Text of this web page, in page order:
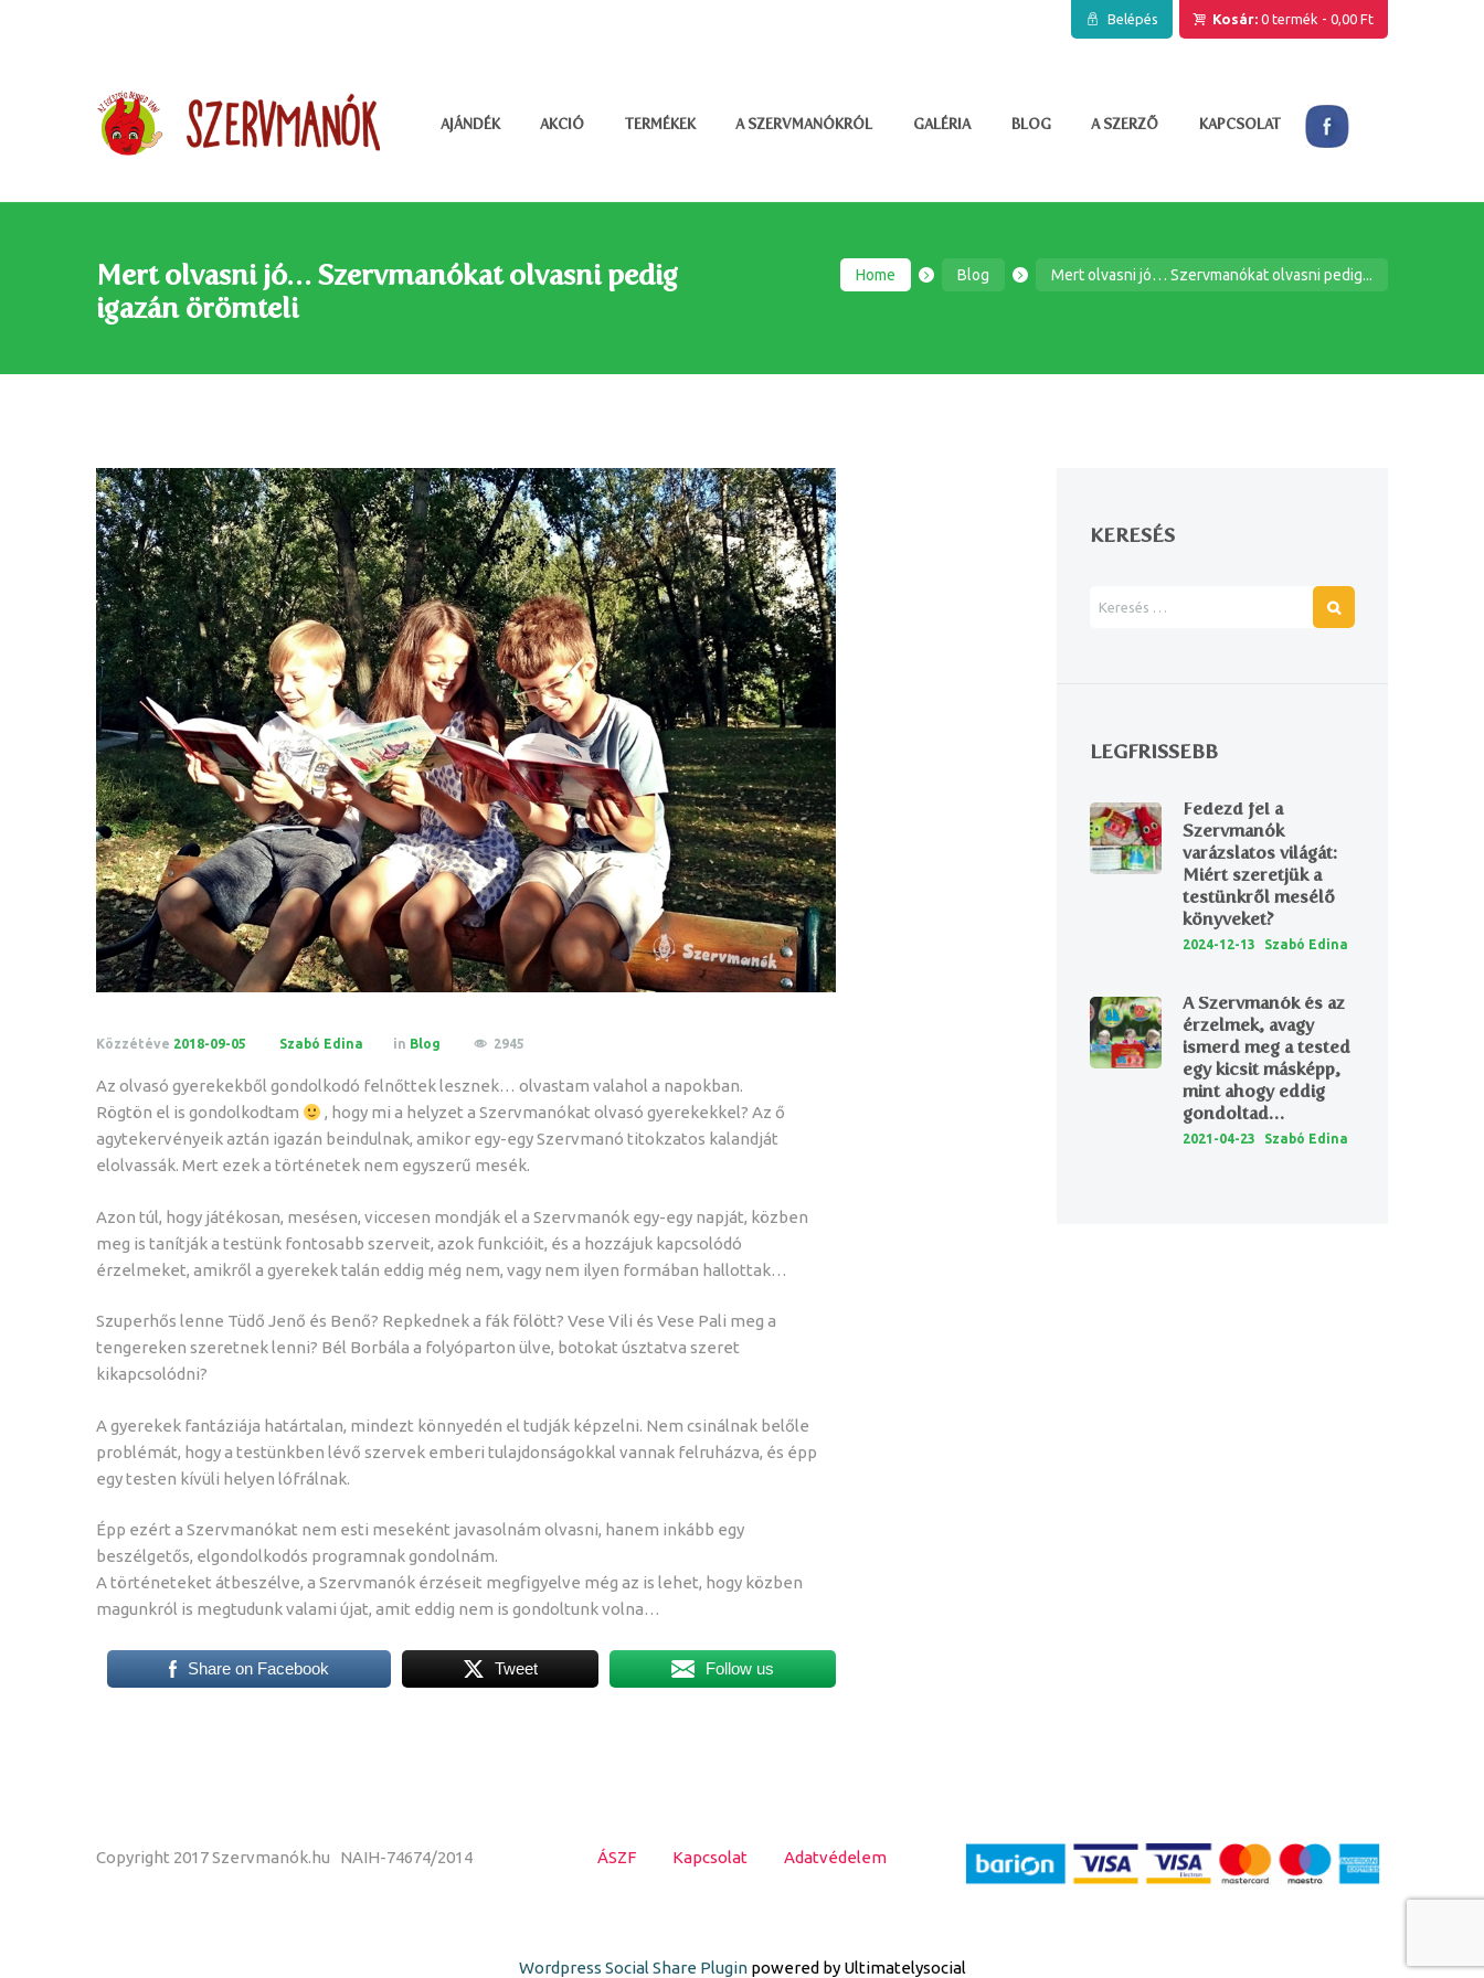
Belépés Kosár: 0 termék -0,00 Ft
AJÁNDÉK AKCIÓ TERMÉKEK A SZERVMANÓKRÓL GALÉRIA BLOG A SZERZŐ KAPCSOLAT
Mert olvasni jó… Szervmanókat olvasni pedig
igazán örömteli
Home Blog Mert olvasni jó… Szervmanókat olvasni pedig...
Közzétéve 2018-09-05 Szabó Edina in Blog 2945
Az olvasó gyerekekből gondolkodó felnőttek lesznek… olvastam valahol a napokban.
Rögtön el is gondolkodtam
, hogy mi a helyzet a Szervmanókat olvasó gyerekekkel? Az ő
agytekervényeik aztán igazán beindulnak, amikor egy-egy Szervmanó titokzatos kalandját
elolvassák. Mert ezek a történetek nem egyszerű mesék.
Azon túl, hogy játékosan, mesésen, viccesen mondják el a Szervmanók egy-egy napját, közben
meg is tanítják a testünk fontosabb szerveit, azok funkcióit, és a hozzájuk kapcsolódó
érzelmeket, amikről a gyerekek talán eddig még nem, vagy nem ilyen formában hallottak…
Szuperhős lenne Tüdő Jenő és Benő? Repkednek a fák fölött? Vese Vili és Vese Pali meg a
tengereken szeretnek lenni? Bél Borbála a folyóparton ülve, botokat úsztatva szeret
kikapcsolódni?
A gyerekek fantáziája határtalan, mindezt könnyedén el tudják képzelni. Nem csinálnak belőle
problémát, hogy a testünkben lévő szervek emberi tulajdonságokkal vannak felruházva, és épp
egy testen kívüli helyen lófrálnak.
Épp ezért a Szervmanókat nem esti meseként javasolnám olvasni, hanem inkább egy
beszélgetős, elgondolkodós programnak gondolnám.
A történeteket átbeszélve, a Szervmanók érzéseit megfigyelve még az is lehet, hogy közben
magunkról is megtudunk valami újat, amit eddig nem is gondoltunk volna…
Share on Facebook Tweet Follow us
KERESÉS
LEGFRISSEBB
Fedezd fel a
Szervmanók
varázslatos világát:
Miért szeretjük a
testünkről mesélő
könyveket?
2024-12-13 Szabó Edina
A Szervmanók és az
érzelmek, avagy
ismerd meg a tested
egy kicsit másképp,
mint ahogy eddig
gondoltad…
2021-04-23 Szabó Edina
Copyright 2017 Szervmanók.hu NAIH-74674/2014 ÁSZF Kapcsolat Adatvédelem
Wordpress Social Share Plugin powered by Ultimatelysocial